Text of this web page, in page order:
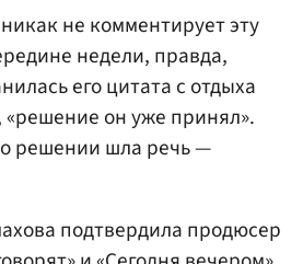
не комментирует эту
недели, правда,
его цитата с отдыха
он уже принял».
решении шла речь —
подтвердила продюсер